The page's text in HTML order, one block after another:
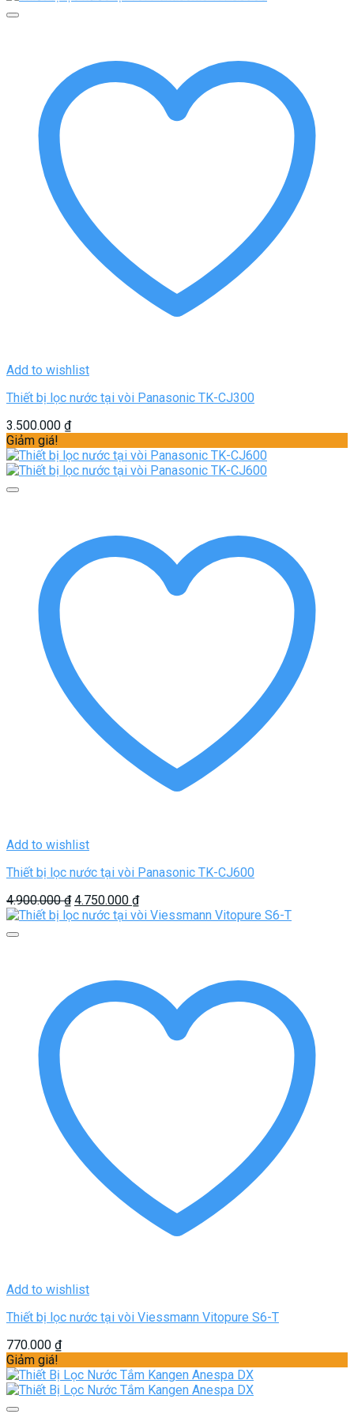
Add to wishlist
Thiết bị lọc nước tại vòi Panasonic TK-CJ300
3.500.000 ₫
Giảm giá!
Add to wishlist
Thiết bị lọc nước tại vòi Panasonic TK-CJ600
4.900.000₫ Giá
gốc
4.750.000 ₫Giá
hiện
Add to wishlist
Thiết bị lọc nước tại vòi Viessmann Vitopure S6-T
770.000 ₫
Giảm giá!